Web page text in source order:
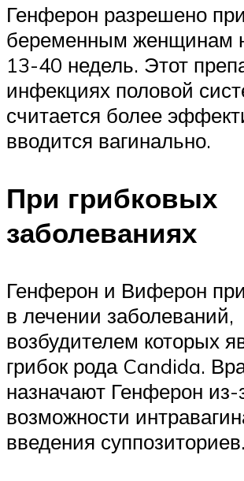
Генферон разрешено
беременным женщинам
13-40 недель. Этот
инфекциях половой
считается более
вводится вагинально.
При грибковых
заболеваниях
Генферон и Виферон
в лечении заболеваний,
возбудителем которых
грибок рода Candida.
назначают Генферон из-
возможности
введения суппозиториев.